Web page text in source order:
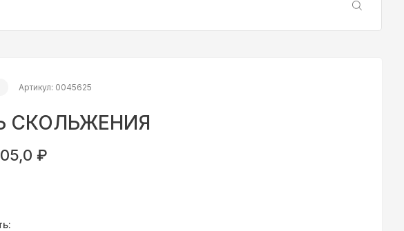
Артикул: 0045625
СКОЛЬЖЕНИЯ
₽